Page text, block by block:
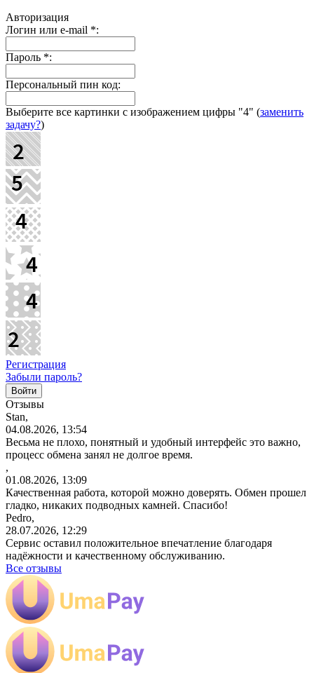
Авторизация
Логин или e-mail *:
Пароль *:
Персональный пин код:
Выберите все картинки с изображением цифры "4" (заменить
задачу?)
Регистрация
Забыли пароль?
Отзывы
Stan,
04.08.2026, 13:54
Весьма не плохо, понятный и удобный интерфейс это важно,
процесс обмена занял не долгое время.
,
01.08.2026, 13:09
Качественная работа, которой можно доверять. Обмен прошел
гладко, никаких подводных камней. Спасибо!
Pedro,
28.07.2026, 12:29
Сервис оставил положительное впечатление благодаря
надёжности и качественному обслуживанию.
Все отзывы